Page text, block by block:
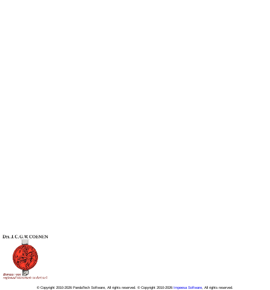
© Copyright 2010-2026 PandaTech Software, All rights reserved. © Copyright 2010-2026 Impeesa Software, All rights reserved.